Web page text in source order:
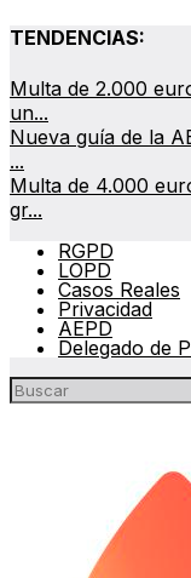
TENDENCIAS:
Multa de 2.000
un...
Nueva guía de la
...
Multa de 4.000
gr...
RGPD
LOPD
Casos Reales
Privacidad
AEPD
Delegado de